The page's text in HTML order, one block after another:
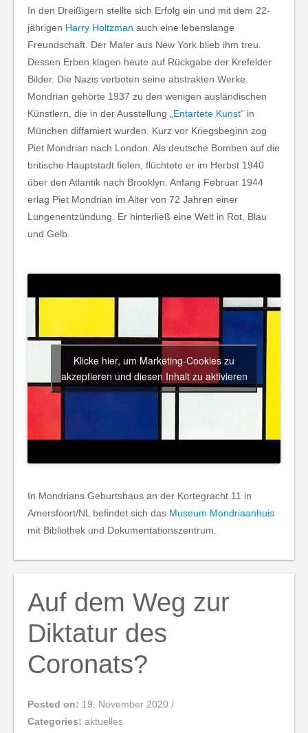
In den Dreißigern stellte sich Erfolg ein und mit dem 22-
jährigen Harry Holtzman auch eine lebenslange
Freundschaft. Der Maler aus New York blieb ihm treu.
Dessen Erben klagen heute auf Rückgabe der Krefelder
Bilder. Die Nazis verboten seine abstrakten Werke.
Mondrian gehörte 1937 zu den wenigen ausländischen
Künstlern, die in der Ausstellung „ Entartete Kunst“ in
München diffamiert wurden. Kurz vor Kriegsbeginn zog
Piet Mondrian nach London. Als deutsche Bomben auf die
britische Hauptstadt fielen, flüchtete er im Herbst 1940
über den Atlantik nach Brooklyn. Anfang Februar 1944
erlag Piet Mondrian im Alter von 72 Jahren einer
Lungenentzündung. Er hinterließ eine Welt in Rot, Blau
und Gelb.
Klicke hier, um Marketing-Cookies zu
akzeptieren und diesen Inhalt zu aktivieren
In Mondrians Geburtshaus an der Kortegracht 11 in
Amersfoort/NL befindet sich das Museum Mondriaanhuis
mit Bibliothek und Dokumentationszentrum.
Auf dem Weg zur
Diktatur des
Coronats?
Posted on: 19. November 2020 /
Categories: aktuelles